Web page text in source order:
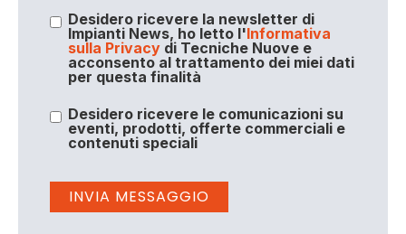
Desidero ricevere la newsletter di
Impianti News, ho letto l'Informativa
sulla Privacydi Tecniche Nuove e
acconsento al trattamento dei miei dati
per questa finalità
Desidero ricevere le comunicazioni su
eventi, prodotti, offerte commerciali e
contenuti speciali